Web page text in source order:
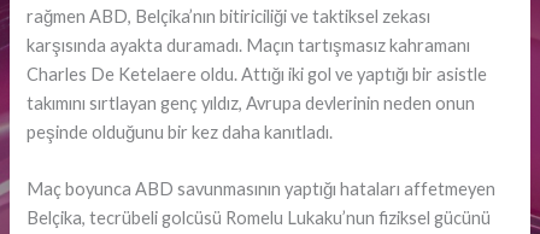
rağmen ABD, Belçika’nın bitiriciliği ve taktiksel zekası
karşısında ayakta duramadı. Maçın tartışmasız kahramanı
Charles De Ketelaere oldu. Attığı iki gol ve yaptığı bir asistle
takımını sırtlayan genç yıldız, Avrupa devlerinin neden onun
peşinde olduğunu bir kez daha kanıtladı.
Maç boyunca ABD savunmasının yaptığı hataları affetmeyen
Belçika, tecrübeli golcüsü Romelu Lukaku’nun fiziksel gücünü